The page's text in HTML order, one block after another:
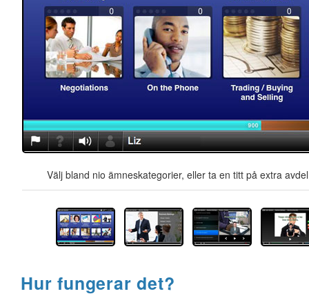
Välj bland nio ämneskategorier, eller ta en titt på extra
Hur fungerar det?